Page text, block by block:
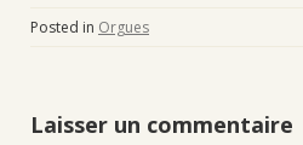
Posted in Orgues
Laisser un commentaire